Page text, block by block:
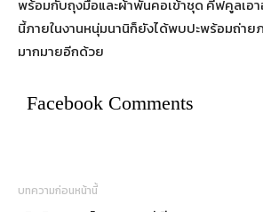
พร้อมกับถุงมือและผ้าพันคอเข้าชุด คีฟคูลเอ
นี้ภายในงานหนุ่มนานิก็ยังได้พบปะพร้อมถ่าย
มากมายอีกด้วย
Facebook Comments
บทความก่อนหน้านี้